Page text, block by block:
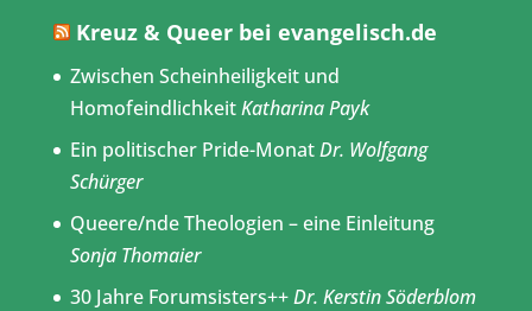
Kreuz & Queer bei evangelisch.de
Zwischen Scheinheiligkeit und
HomofeindlichkeitKatharina Payk
Ein politischer Pride-MonatDr. Wolfgang
Schürger
Queere/nde Theologien – eine Einleitung
Sonja Thomaier
30 Jahre Forumsisters++Dr. Kerstin Söderblom